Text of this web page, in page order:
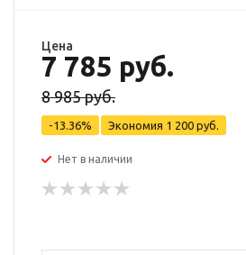
Цена
7 785 руб.
8 985 руб.
-13.36% Экономия 1 200 руб.
Нет в наличии